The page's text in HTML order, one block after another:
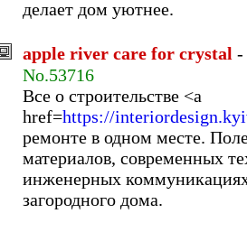
делает дом уютнее.
apple river care for crystal -
No.53716
Все о строительстве <a
href=https://
ремонте в одном месте.
материалов, современных
инженерных
загородного дома.